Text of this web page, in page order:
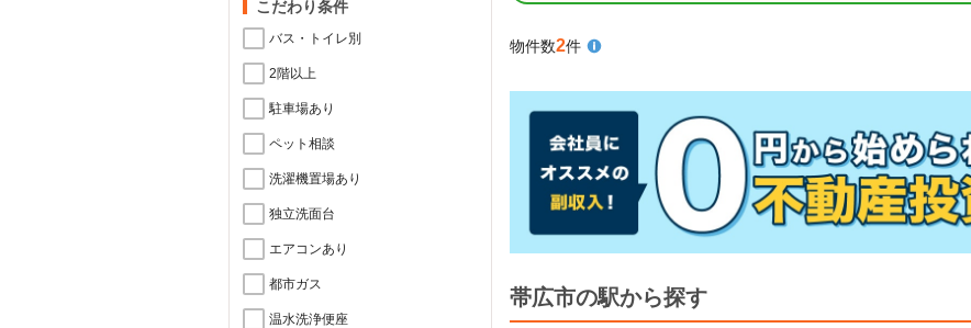
こだわり条件
バス・トイレ別
2階以上
駐車場あり
ペット相談
洗濯機置場あり
独立洗面台
エアコンあり
都市ガス
温水洗浄便座
物件数2件
帯広市の駅から探す